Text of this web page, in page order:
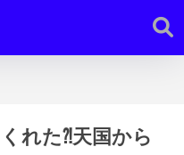
れた⁈天国から